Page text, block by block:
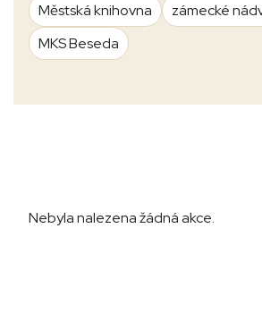
Městská knihovna
zámecké
MKS Beseda
Nebyla nalezena žádná akce.